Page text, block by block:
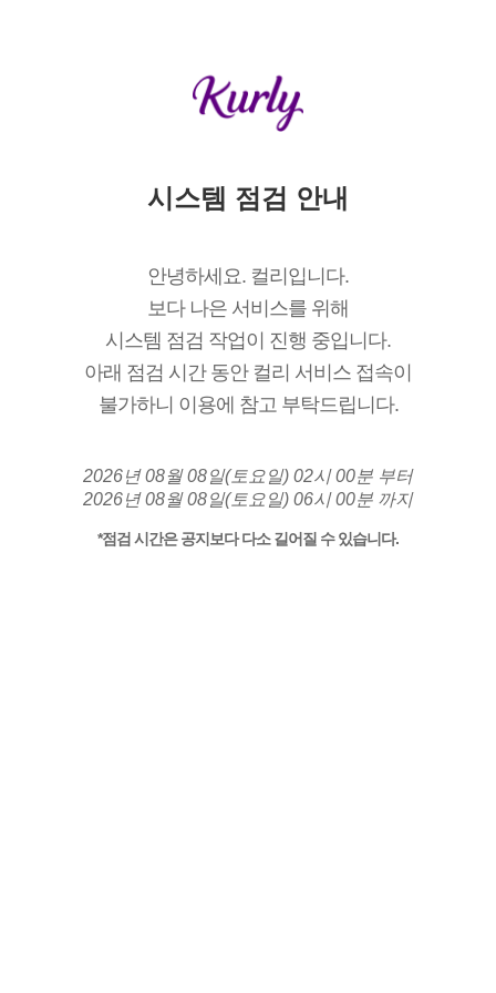
시스템 점검 안내
안녕하세요. 컬리입니다.
보다 나은 서비스를 위해
시스템 점검 작업이 진행 중입니다.
아래 점검 시간 동안 컬리 서비스 접속이
불가하니 이용에 참고 부탁드립니다.
2026년 08월 08일(토요일) 02시 00분 부터
2026년 08월 08일(토요일) 06시 00분 까지
*점검 시간은 공지보다 다소 길어질 수 있습니다.